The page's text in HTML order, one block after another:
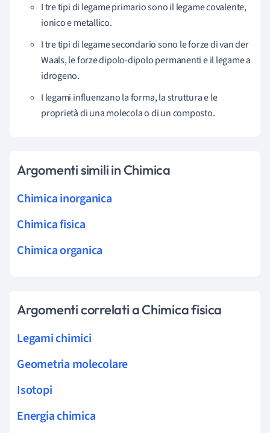
I tre tipi di legame primario sono il legame covalente,
ionico e metallico.
I tre tipi di legame secondario sono le forze di van der
Waals, le forze dipolo-dipolo permanenti e il legame a
idrogeno.
I legami influenzano la forma, la struttura e le
proprietà di una molecola o di un composto.
Argomenti simili in Chimica
Chimica inorganica
Chimica fisica
Chimica organica
Argomenti correlati a Chimica fisica
Legami chimici
Geometria molecolare
Isotopi
Energia chimica